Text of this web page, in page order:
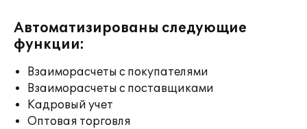
Автоматизированы следующие
функции:
Взаиморасчеты с покупателями
Взаиморасчеты с поставщиками
Кадровый учет
Оптовая торговля